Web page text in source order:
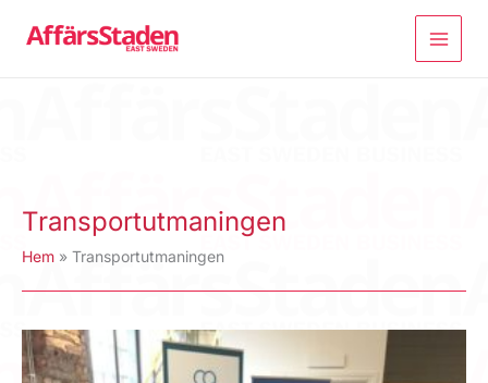
Transportutmaningen
Hem Transportutmaningen